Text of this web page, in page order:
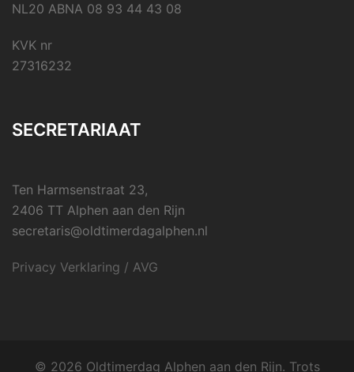
NL20 ABNA 08 93 44 43 08
KVK nr
27316232
SECRETARIAAT
Ten Harmsenstraat 23,
2406 TT Alphen aan den Rijn
secretaris@oldtimerdagalphen.nl
Privacy Verklaring / AVG
© 2026 Oldtimerdag Alphen aan den Rijn. Trots